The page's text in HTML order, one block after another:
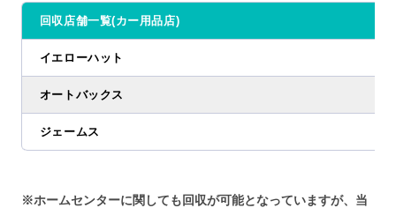
回収店舗一覧(カー用品店)
イエローハット
オートバックス
ジェームス
※ホームセンターに関しても回収が可能となっていますが、当